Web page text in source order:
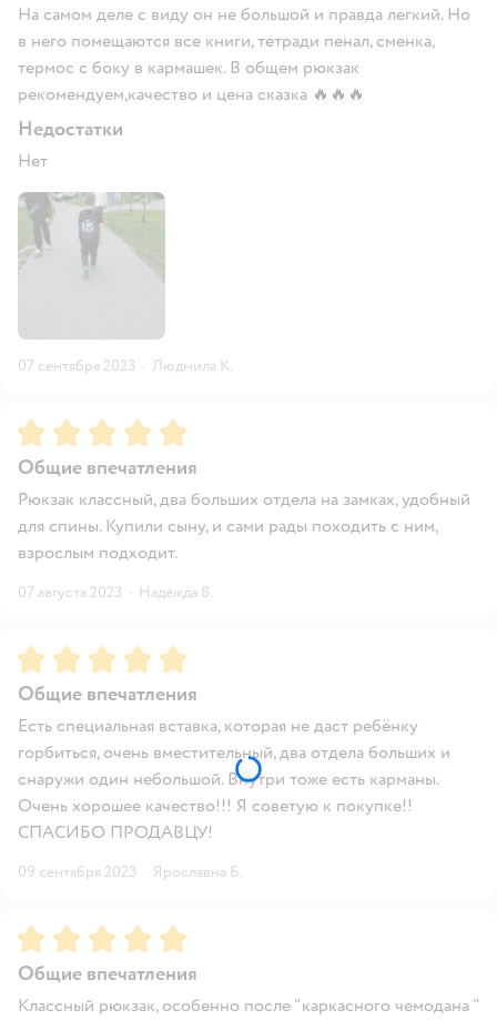
На самом деле с виду он не большой и правда легкий. Но
в него помещаются все книги, тетради пенал, сменка,
термос с боку в кармашек. В общем рюкзак
рекомендуем,качество и цена сказка 🔥🔥🔥
Недостатки
Нет
07 сентября 2023 · Людмила К.
Рейтинг:5
Общие впечатления
Рюкзак классный, два больших отдела на замках, удобный
для спины. Купили сыну, и сами рады походить с ним,
взрослым подходит.
07 августа 2023 · Надежда В.
Рейтинг:5
Общие впечатления
Есть специальная вставка, которая не даст ребёнку
горбиться, очень вместительный, два отдела больших и
снаружи один небольшой. Внутри тоже есть карманы.
Очень хорошее качество!!! Я советую к покупке!!
СПАСИБО ПРОДАВЦУ!
09 сентября 2023 · Ярославна Б.
Рейтинг:5
Общие впечатления
Классный рюкзак, особенно после "каркасного чемодана "